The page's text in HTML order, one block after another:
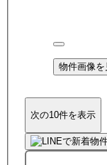
物件画像を
次の10件を表示